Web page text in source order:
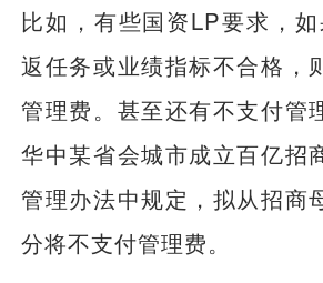
比如，有些国资LP要求，
返任务或业绩指标不合格，
管理费。甚至还有不支付管
华中某省会城市成立百亿招
管理办法中规定，拟从招商
分将不支付管理费。